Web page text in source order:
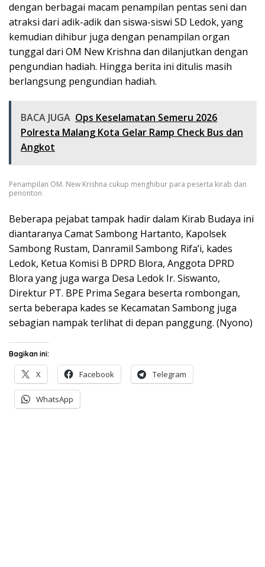
dengan berbagai macam penampilan pentas seni dan
atraksi dari adik-adik dan siswa-siswi SD Ledok, yang
kemudian dihibur juga dengan penampilan organ
tunggal dari OM New Krishna dan dilanjutkan dengan
pengundian hadiah. Hingga berita ini ditulis masih
berlangsung pengundian hadiah.
BACA JUGA Ops Keselamatan Semeru 2026
Polresta Malang Kota Gelar Ramp Check Bus dan
Angkot
Penampilan OM. New Krishna cukup menghibur para peserta kirab dan
penonton
Beberapa pejabat tampak hadir dalam Kirab Budaya ini
diantaranya Camat Sambong Hartanto, Kapolsek
Sambong Rustam, Danramil Sambong Rifa’i, kades
Ledok, Ketua Komisi B DPRD Blora, Anggota DPRD
Blora yang juga warga Desa Ledok Ir. Siswanto,
Direktur PT. BPE Prima Segara beserta rombongan,
serta beberapa kades se Kecamatan Sambong juga
sebagian nampak terlihat di depan panggung. (Nyono)
Bagikan ini:
X Facebook Telegram
WhatsApp